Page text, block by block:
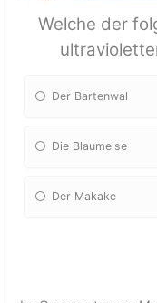
Welche der
Der Bartenwal
Die Blaumeise
Der Makake